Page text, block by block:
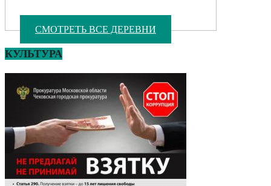
СМОТРЕТЬ ВСЕ ДЕРЕВНИ
КУЛЬТУРА